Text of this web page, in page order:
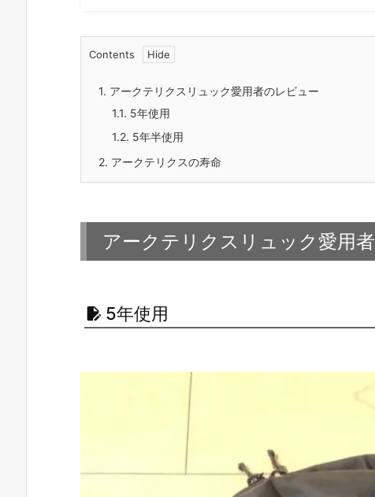
Contents
1. アークテリクスリュック愛用者のレビュー
1.1. 5年使用
1.2. 5年半使用
2. アークテリクスの寿命
アークテリクスリュック愛用
5年使用